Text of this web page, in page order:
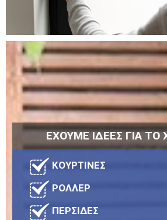
ΕΧΟΥΜΕ ΙΔΕΕΣ ΓΙΑ ΤΟ
ΚΟΥΡΤΙΝΕΣ
ΡΟΛΛΕΡ
ΠΕΡΣΙΔΕΣ